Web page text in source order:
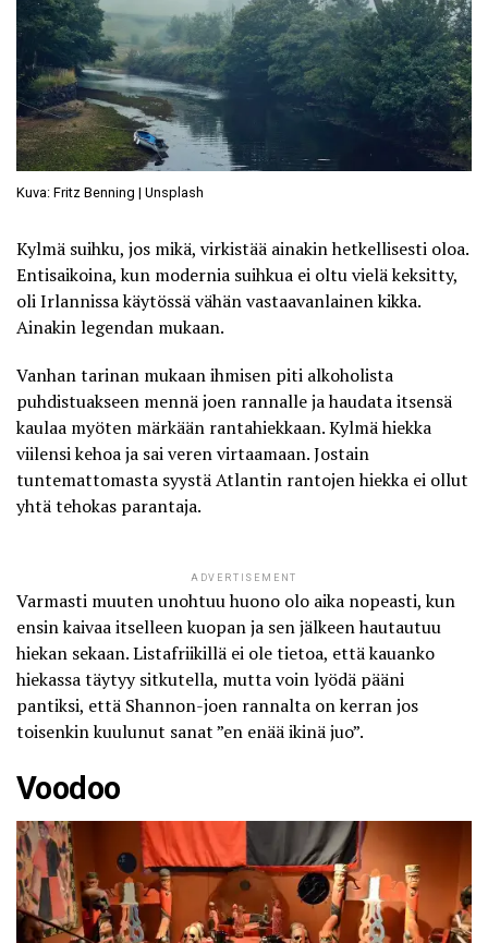
Kuva: Fritz Benning | Unsplash
Kylmä suihku, jos mikä, virkistää ainakin hetkellisesti oloa.
Entisaikoina, kun modernia suihkua ei oltu vielä keksitty,
oli Irlannissa käytössä vähän vastaavanlainen kikka.
Ainakin legendan mukaan.
Vanhan tarinan mukaan ihmisen piti alkoholista
puhdistuakseen mennä joen rannalle ja haudata itsensä
kaulaa myöten märkään rantahiekkaan. Kylmä hiekka
viilensi kehoa ja sai veren virtaamaan. Jostain
tuntemattomasta syystä Atlantin rantojen hiekka ei ollut
yhtä tehokas parantaja.
ADVERTISEMENT
Varmasti muuten unohtuu huono olo aika nopeasti, kun
ensin kaivaa itselleen kuopan ja sen jälkeen hautautuu
hiekan sekaan. Listafriikillä ei ole tietoa, että kauanko
hiekassa täytyy sitkutella, mutta voin lyödä pääni
pantiksi, että Shannon-joen rannalta on kerran jos
toisenkin kuulunut sanat ”en enää ikinä juo”.
Voodoo